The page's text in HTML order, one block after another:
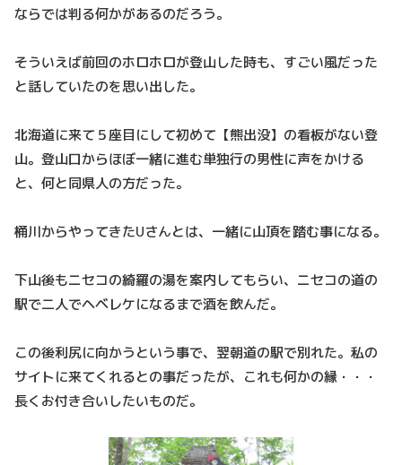
ならでは判る何かがあるのだろう。
そういえば前回のホロホロが登山した時も、すごい風だった
と話していたのを思い出した。
北海道に来て５座目にして初めて【熊出没】の看板がない登
山。登山口からほぼ一緒に進む単独行の男性に声をかける
と、何と同県人の方だった。
桶川からやってきたUさんとは、一緒に山頂を踏む事になる。
下山後もニセコの綺羅の湯を案内してもらい、ニセコの道の
駅で二人でヘベレケになるまで酒を飲んだ。
この後利尻に向かうという事で、翌朝道の駅で別れた。私の
サイトに来てくれるとの事だったが、これも何かの縁・・・
長くお付き合いしたいものだ。